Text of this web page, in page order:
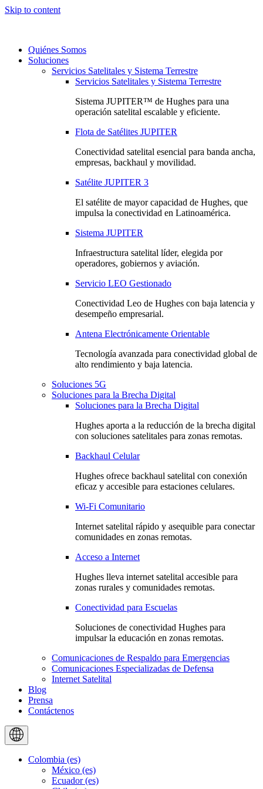
Skip to content
Quiénes Somos
Soluciones
Servicios Satelitales y Sistema Terrestre
Servicios Satelitales y Sistema Terrestre
Sistema JUPITER™ de Hughes para una
operación satelital escalable y eficiente.
Flota de Satélites JUPITER
Conectividad satelital esencial para banda ancha,
empresas, backhaul y movilidad.
Satélite JUPITER 3
El satélite de mayor capacidad de Hughes, que
impulsa la conectividad en Latinoamérica.
Sistema JUPITER
Infraestructura satelital líder, elegida por
operadores, gobiernos y aviación.
Servicio LEO Gestionado
Conectividad Leo de Hughes con baja latencia y
desempeño empresarial.
Antena Electrónicamente Orientable
Tecnología avanzada para conectividad global de
alto rendimiento y baja latencia.
Soluciones 5G
Soluciones para la Brecha Digital
Soluciones para la Brecha Digital
Hughes aporta a la reducción de la brecha digital
con soluciones satelitales para zonas remotas.
Backhaul Celular
Hughes ofrece backhaul satelital con conexión
eficaz y accesible para estaciones celulares.
Wi-Fi Comunitario
Internet satelital rápido y asequible para conectar
comunidades en zonas remotas.
Acceso a Internet
Hughes lleva internet satelital accesible para
zonas rurales y comunidades remotas.
Conectividad para Escuelas
Soluciones de conectividad Hughes para
impulsar la educación en zonas remotas.
Comunicaciones de Respaldo para Emergencias
Comunicaciones Especializadas de Defensa
Internet Satelital
Blog
Prensa
Contáctenos
Colombia (es)
México (es)
Ecuador (es)